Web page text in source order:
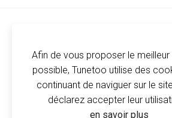
© Copyright 2026 -
Afin de vous proposer le meilleur
possible, Tunetoo utilise des
continuant de naviguer sur le
déclarez accepter leur
en savoir plus